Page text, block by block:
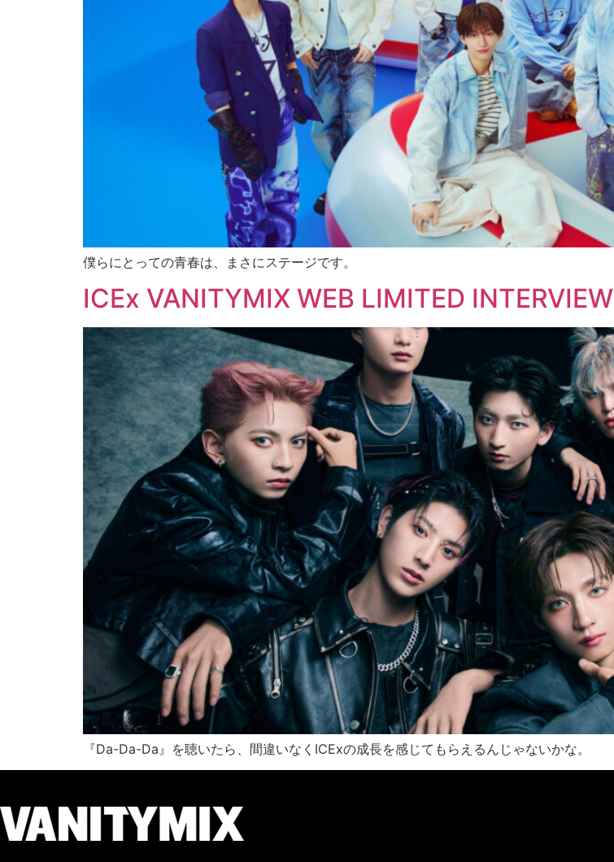
僕らにとっての青春は、まさにステージです。
ICEx VANITYMIX WEB LIMITED INTERVIEW
『Da-Da-Da』を聴いたら、間違いなくICExの成長を感じてもらえるんじゃないかな。